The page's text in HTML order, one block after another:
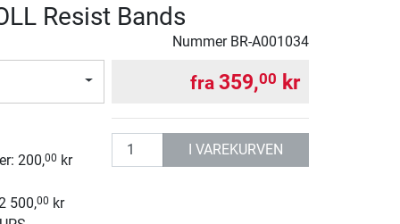
Resist Bands
Nummer BR-A001034
200,00 kr
500,00 kr
fra 359,00 kr
antall I VAREKURVEN